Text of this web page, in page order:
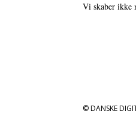
Vi skaber ikke
© DANSKE